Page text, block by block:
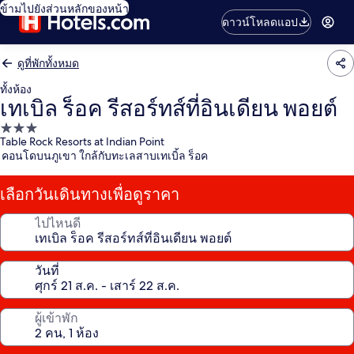
ข้ามไปยังส่วนหลักของหน้า
ดาวน์โหลดแอป
ดูที่พักทั้งหมด
ทั้งห้อง
เทเบิล ร็อค รีสอร์ทส์ที่อินเดียน พอยต์
ที่พัก
3.0
Table Rock Resorts at Indian Point
คอนโดบนภูเขา ใกล้กับทะเลสาบเทเบิ้ล ร็อค
เลือกวันเดินทางเพื่อดูราคา
ไปไหนดี
วันที่
ผู้เข้าพัก